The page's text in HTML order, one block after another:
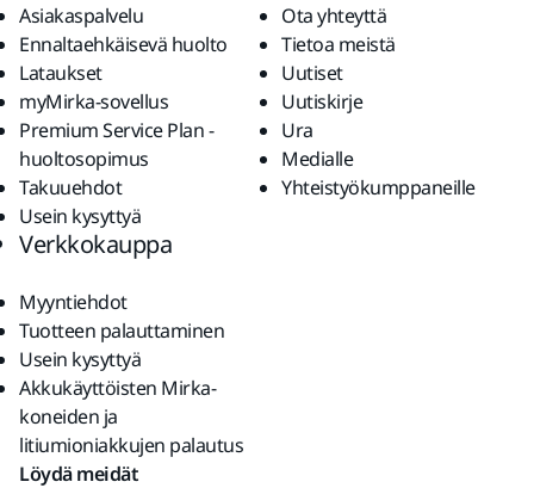
Asiakaspalvelu
Ennaltaehkäisevä huolto
Lataukset
myMirka-sovellus
Premium Service Plan -
huoltosopimus
Takuuehdot
Usein kysyttyä
Ota yhteyttä
Tietoa meistä
Uutiset
Uutiskirje
Ura
Medialle
Yhteistyökumppaneille
Verkkokauppa
Myyntiehdot
Tuotteen palauttaminen
Usein kysyttyä
Akkukäyttöisten Mirka-
koneiden ja
litiumioniakkujen palautus
Löydä meidät